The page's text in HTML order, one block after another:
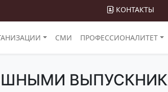
КОНТАКТЫ
СМИ ПРОФЕССИОНАЛИТЕТ